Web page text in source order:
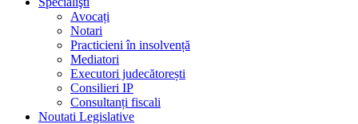
Avocați
Notari
Practicieni în insolvență
Mediatori
Executori judecătorești
Consilieri IP
Consultanți fiscali
Noutati Legislative